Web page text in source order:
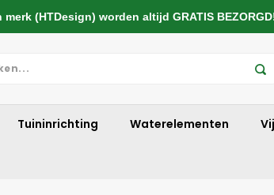
Tuininrichting Waterelementen
(HTDesign) worden altijd GRATIS